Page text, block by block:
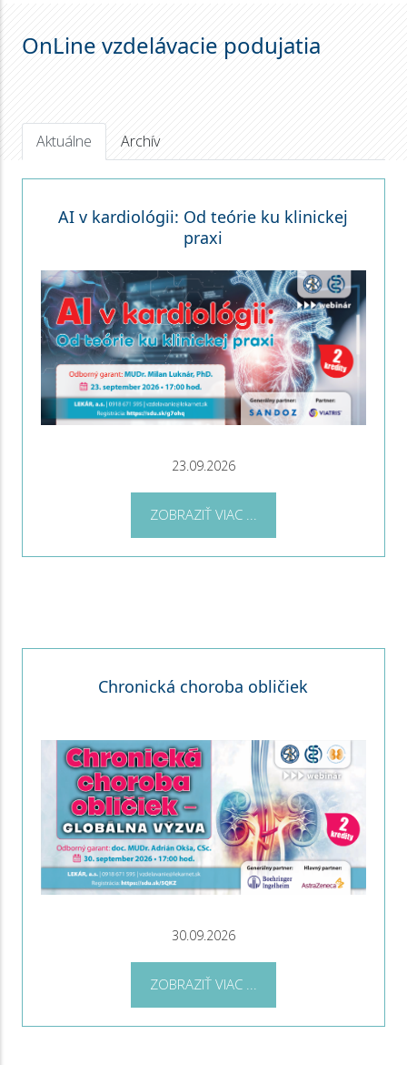
OnLine vzdelávacie podujatia
Aktuálne Archív
AI v kardiológii: Od teórie ku klinickej
praxi
23.09.2026
ZOBRAZIŤ VIAC ...
Chronická choroba obličiek
30.09.2026
ZOBRAZIŤ VIAC ...